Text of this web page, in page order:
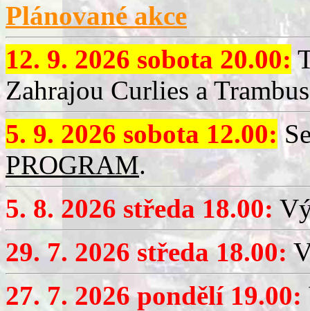
Plánované akce
12. 9. 2026 sobota 20.00:
Zahrajou Curlies a
5. 9. 2026 sobota 12.00:
PROGRAM.
5. 8. 2026 středa 18.00:
29. 7. 2026 středa 18.00:
27. 7. 2026 pondělí 19.00: